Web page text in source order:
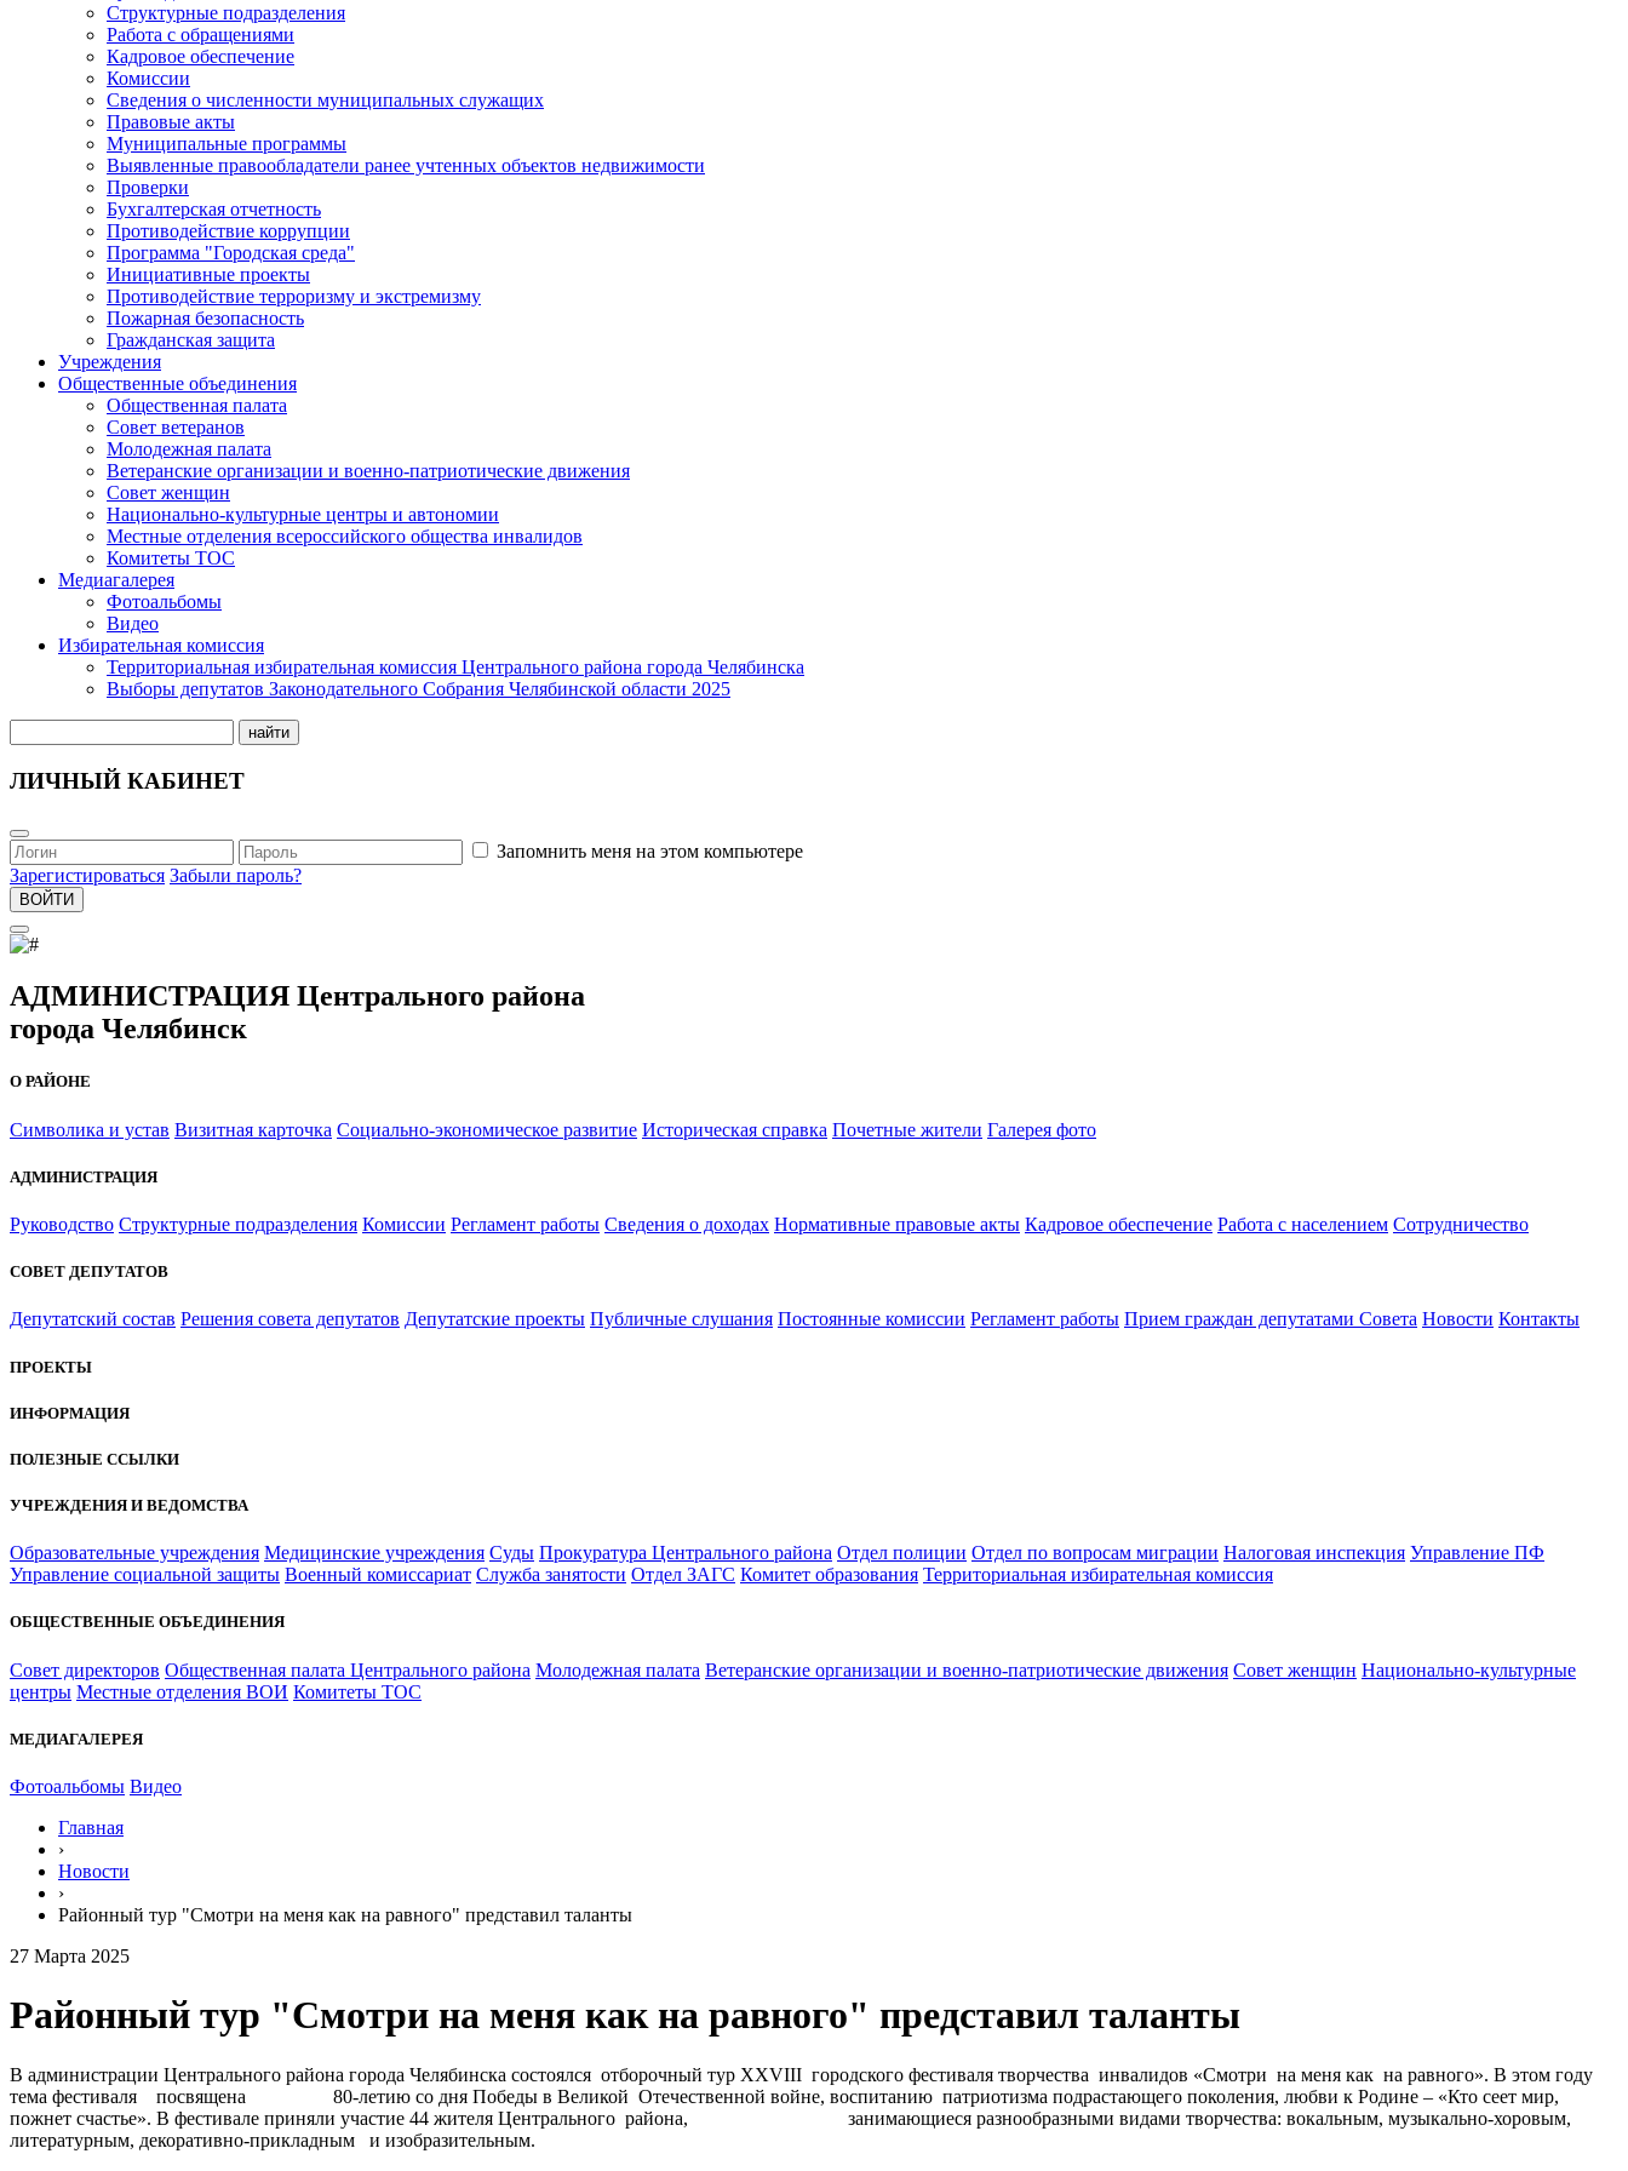
Структурные подразделения
Работа с обращениями
Кадровое обеспечение
Комиссии
Сведения о численности муниципальных служащих
Правовые акты
Муниципальные программы
Выявленные правообладатели ранее учтенных объектов недвижимости
Проверки
Бухгалтерская отчетность
Противодействие коррупции
Программа "Городская среда"
Инициативные проекты
Противодействие терроризму и экстремизму
Пожарная безопасность
Гражданская защита
Учреждения
Общественные объединения
Общественная палата
Совет ветеранов
Молодежная палата
Ветеранские организации и военно-патриотические движения
Совет женщин
Национально-культурные центры и автономии
Местные отделения всероссийского общества инвалидов
Комитеты ТОС
Медиагалерея
Фотоальбомы
Видео
Избирательная комиссия
Территориальная избирательная комиссия Центрального района города Челябинска
Выборы депутатов Законодательного Собрания Челябинской области 2025
найти
ЛИЧНЫЙ КАБИНЕТ
Запомнить меня на этом компьютере
Зарегистироваться Забыли пароль?
ВОЙТИ
АДМИНИСТРАЦИЯ Центрального района
города Челябинск
О РАЙОНЕ
Символика и устав Визитная карточка Социально-экономическое развитие Историческая справка Почетные жители Галерея фото
АДМИНИСТРАЦИЯ
Руководство Структурные подразделения Комиссии Регламент работы Сведения о доходах Нормативные правовые акты Кадровое обеспечение Работа с населением Сотрудничество
СОВЕТ ДЕПУТАТОВ
Депутатский состав Решения совета депутатов Депутатские проекты Публичные слушания Постоянные комиссии Регламент работы Прием граждан депутатами Совета Новости Контакты
ПРОЕКТЫ
ИНФОРМАЦИЯ
ПОЛЕЗНЫЕ ССЫЛКИ
УЧРЕЖДЕНИЯ И ВЕДОМСТВА
Образовательные учреждения Медицинские учреждения Суды Прокуратура Центрального района Отдел полиции Отдел по вопросам миграции Налоговая инспекция Управление ПФ
Управление социальной защиты Военный комиссариат Служба занятости Отдел ЗАГС Комитет образования Территориальная избирательная комиссия
ОБЩЕСТВЕННЫЕ ОБЪЕДИНЕНИЯ
Совет директоров Общественная палата Центрального района Молодежная палата Ветеранские организации и военно-патриотические движения Совет женщин Национально-культурные
центры Местные отделения ВОИ Комитеты ТОС
МЕДИАГАЛЕРЕЯ
Фотоальбомы Видео
Главная
›
Новости
›
Районный тур "Смотри на меня как на равного" представил таланты
27 Марта 2025
Районный тур "Смотри на меня как на равного" представил таланты
В администрации Центрального района города Челябинска состоялся отборочный тур XXVIII городского фестиваля творчества инвалидов «Смотри на меня как на равного». В этом году
тема фестиваля посвящена 80-летию со дня Победы в Великой Отечественной войне, воспитанию патриотизма подрастающего поколения, любви к Родине – «Кто сеет мир,
пожнет счастье». В фестивале приняли участие 44 жителя Центрального района, занимающиеся разнообразными видами творчества: вокальным, музыкально-хоровым,
литературным, декоративно-прикладным и изобразительным.